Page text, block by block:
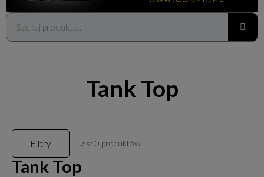
Tank Top
Tank Top
Jest 0 produktów.
Filtry